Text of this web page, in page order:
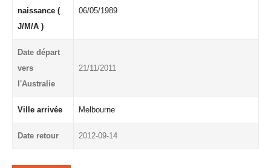
naissance (
J/M/A )
06/05/1989
Date départ
vers
l'Australie
21/11/2011
Ville arrivée Melbourne
Date retour 2012-09-14